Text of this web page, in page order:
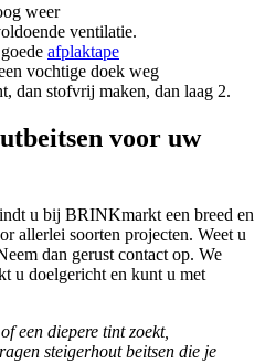
weer
ventilatie.
afplaktape
vochtige doek weg
dan stofvrij maken, dan laag 2.
voor uw
u bij BRINKmarkt een breed en
allerlei soorten projecten. Weet u
dan gerust contact op. We
u doelgericht en kunt u met
een diepere tint zoekt,
steigerhout beitsen die je